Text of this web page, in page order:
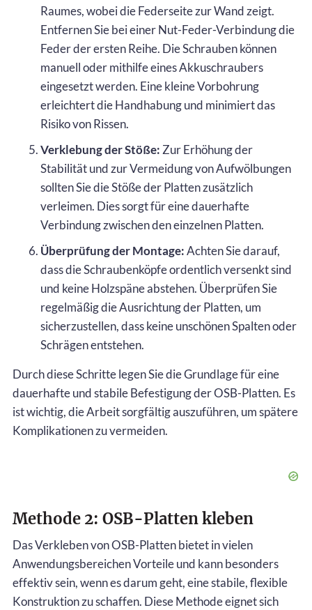
Raumes, wobei die Federseite zur Wand zeigt.
Entfernen Sie bei einer Nut-Feder-Verbindung die
Feder der ersten Reihe. Die Schrauben können
manuell oder mithilfe eines Akkuschraubers
eingesetzt werden. Eine kleine Vorbohrung
erleichtert die Handhabung und minimiert das
Risiko von Rissen.
Verklebung der Stöße: Zur Erhöhung der
Stabilität und zur Vermeidung von Aufwölbungen
sollten Sie die Stöße der Platten zusätzlich
verleimen. Dies sorgt für eine dauerhafte
Verbindung zwischen den einzelnen Platten.
Überprüfung der Montage:Achten Sie darauf,
dass die Schraubenköpfe ordentlich versenkt sind
und keine Holzspäne abstehen. Überprüfen Sie
regelmäßig die Ausrichtung der Platten, um
sicherzustellen, dass keine unschönen Spalten oder
Schrägen entstehen.
Durch diese Schritte legen Sie die Grundlage für eine
dauerhafte und stabile Befestigung der OSB-Platten. Es
ist wichtig, die Arbeit sorgfältig auszuführen, um spätere
Komplikationen zu vermeiden.
Methode 2: OSB-Platten kleben
Das Verkleben von OSB-Platten bietet in vielen
Anwendungsbereichen Vorteile und kann besonders
effektiv sein, wenn es darum geht, eine stabile, flexible
Konstruktion zu schaffen. Diese Methode eignet sich